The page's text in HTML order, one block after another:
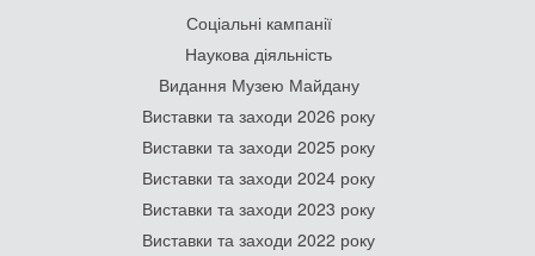
Соціальні кампанії
Наукова діяльність
Видання Музею Майдану
Виставки та заходи 2026 року
Виставки та заходи 2025 року
Виставки та заходи 2024 року
Виставки та заходи 2023 року
Виставки та заходи 2022 року